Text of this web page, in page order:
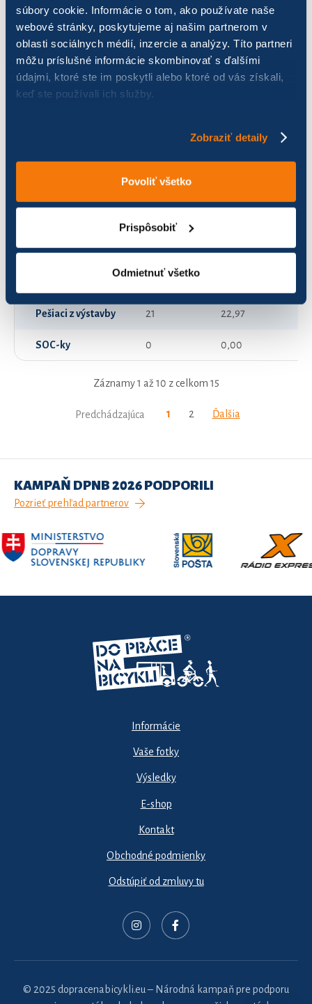
súbory cookie. Informácie o tom, ako používate naše
webové stránky, poskytujeme aj našim partnerom v
oblasti sociálnych médií, inzercie a analýzy. Títo partneri
môžu príslušné informácie skombinovať s ďalšími
údajmi, ktoré ste im poskytli alebo ktoré od vás získali,
keď ste používali ich služby.
Zobraziť detaily
Povoliť všetko
Prispôsobiť
Odmietnuť všetko
Názov Počet jázd Najazdených km
CYKLOPOHODA 85 212,83
Chceme byť za vodou 29
84
NiMoNi 20 144,87
Pešiaci z výstavby 21 22,97
SOC-ky 0 0,00
Záznamy 1 až 10 z celkom 15
Predchádzajúca 1 2 Ďalšia
KAMPAŇ DPNB 2026 PODPORILI
Pozrieť prehľad partnerov
Informácie
Vaše fotky
Výsledky
E-shop
Kontakt
Obchodné podmienky
Odstúpiť od zmluvy tu
© 2025 dopracenabicykli.eu – Národná kampaň pre podporu